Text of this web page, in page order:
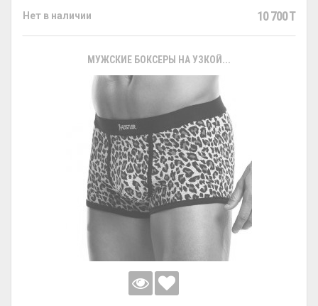
Нет в наличии 10 700 T
МУЖСКИЕ БОКСЕРЫ НА УЗКОЙ...